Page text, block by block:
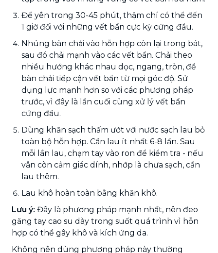
Để yên trong 30-45 phút, thậm chí có thể đến
1 giờ đối với những vết bẩn cực kỳ cứng đầu.
Nhúng bàn chải vào hỗn hợp còn lại trong bát,
sau đó chải mạnh vào các vết bẩn. Chải theo
nhiều hướng khác nhau dọc, ngang, tròn, để
bàn chải tiếp cận vết bẩn từ mọi góc độ. Sử
dụng lực mạnh hơn so với các phương pháp
trước, vì đây là lần cuối cùng xử lý vết bẩn
cứng đầu.
Dùng khăn sạch thấm ướt với nước sạch lau bỏ
toàn bộ hỗn hợp. Cần lau ít nhất 6-8 lần. Sau
mỗi lần lau, chạm tay vào ron để kiểm tra - nếu
vẫn còn cảm giác dính, nhớp là chưa sạch, cần
lau thêm.
Lau khô hoàn toàn bằng khăn khô.
Lưu ý: Đây là phương pháp mạnh nhất, nên đeo
găng tay cao su dày trong suốt quá trình vì hỗn
hợp có thể gây khô và kích ứng da.
Không nên dùng phương pháp này thường